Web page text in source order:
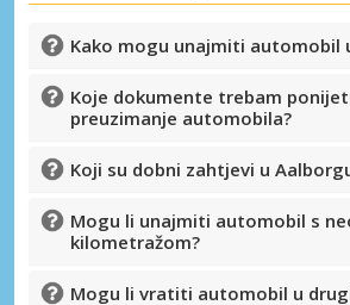
Kako mogu unajmiti automobil
Koje dokumente trebam
preuzimanje automobila?
Koji su dobni zahtjevi u
Mogu li unajmiti automobil s
kilometražom?
Mogu li vratiti automobil u